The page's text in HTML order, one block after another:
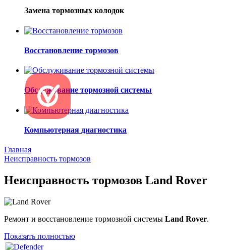
Замена тормозных колодок
Восстановление тормозов
Обслуживание тормозной системы
Компьютерная диагностика
Главная
Неисправность тормозов
Неисправность тормозов Land Rover
Ремонт и восстановление тормозной системы Land Rover.
Показать полностью